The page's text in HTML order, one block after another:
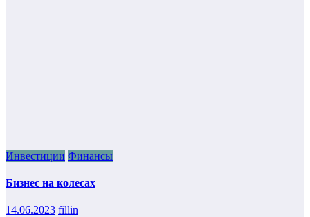
Инвестиции Финансы
Бизнес на колесах
14.06.2023 fillin